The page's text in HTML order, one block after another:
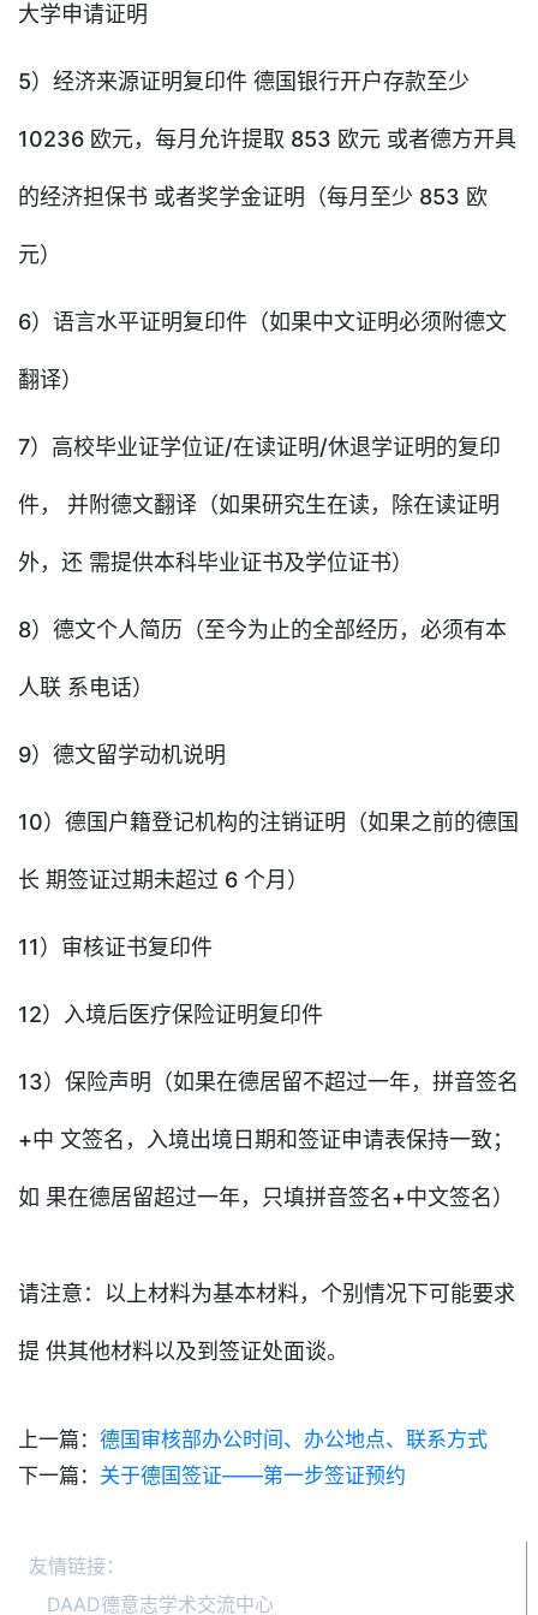
大学申请证明
5）经济来源证明复印件 德国银行开户存款至少
10236 欧元，每月允许提取 853 欧元 或者德方开具
的经济担保书 或者奖学金证明（每月至少 853 欧
元）
6）语言水平证明复印件（如果中文证明必须附德文
翻译）
7）高校毕业证学位证/在读证明/休退学证明的复印
件， 并附德文翻译（如果研究生在读，除在读证明
外，还 需提供本科毕业证书及学位证书）
8）德文个人简历（至今为止的全部经历，必须有本
人联 系电话）
9）德文留学动机说明
10）德国户籍登记机构的注销证明（如果之前的德国
长 期签证过期未超过 6 个月）
11）审核证书复印件
12）入境后医疗保险证明复印件
13）保险声明（如果在德居留不超过一年，拼音签名
+中 文签名，入境出境日期和签证申请表保持一致；
如 果在德居留超过一年，只填拼音签名+中文签名）
请注意：以上材料为基本材料，个别情况下可能要求
提 供其他材料以及到签证处面谈。
上一篇： 德国审核部办公时间、办公地点、联系方式
下一篇： 关于德国签证——第一步签证预约
友情链接：
DAAD德意志学术交流中心